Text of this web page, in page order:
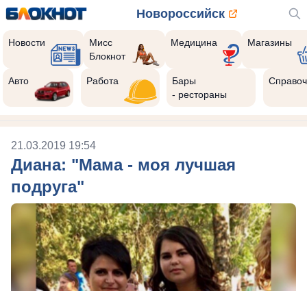
Новороссийск
Новости
Мисс
Блокнот
Медицина Магазины
Авто Работа
Бары
- рестораны
21.03.2019 19:54
Диана: "Мама - моя лучшая
подруга"